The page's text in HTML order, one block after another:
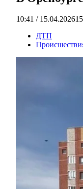
10:41 / 15.04.2026
ДТП